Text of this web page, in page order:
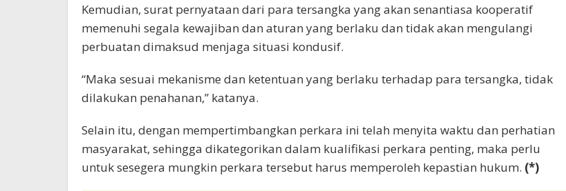
Kemudian, surat pernyataan dari para tersangka yang akan senantiasa kooperatif
memenuhi segala kewajiban dan aturan yang berlaku dan tidak akan mengulangi
perbuatan dimaksud menjaga situasi kondusif.
“Maka sesuai mekanisme dan ketentuan yang berlaku terhadap para tersangka, tidak
dilakukan penahanan,” katanya.
Selain itu, dengan mempertimbangkan perkara ini telah menyita waktu dan perhatian
masyarakat, sehingga dikategorikan dalam kualifikasi perkara penting, maka perlu
untuk sesegera mungkin perkara tersebut harus memperoleh kepastian hukum. (*)